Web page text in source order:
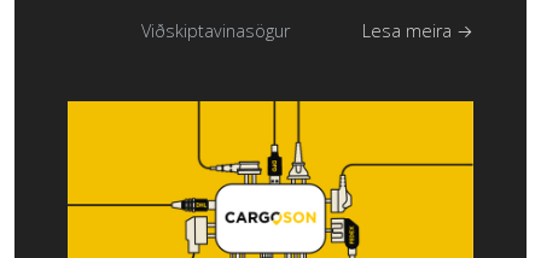
Viðskiptavinasögur Lesa meira →